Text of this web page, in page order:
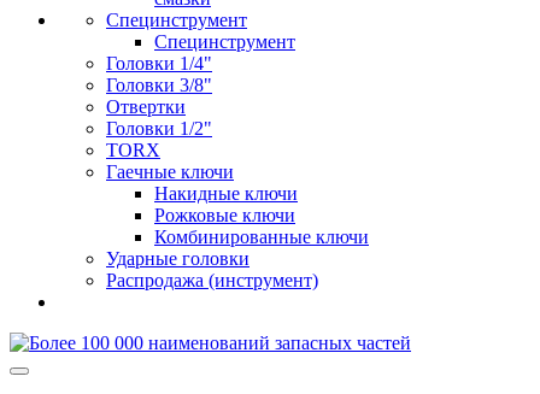
Специнструмент
Специнструмент
Головки 1/4"
Головки 3/8"
Отвертки
Головки 1/2"
TORX
Гаечные ключи
Накидные ключи
Рожковые ключи
Комбинированные ключи
Ударные головки
Распродажа (инструмент)